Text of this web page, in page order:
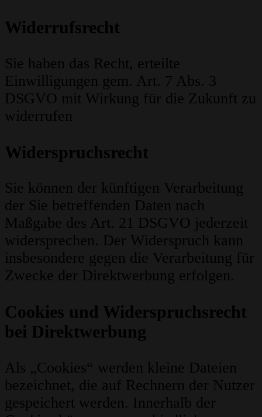
Widerrufsrecht
Sie haben das Recht, erteilte
Einwilligungen gem. Art. 7 Abs. 3
DSGVO mit Wirkung für die Zukunft zu
widerrufen
Widerspruchsrecht
Sie können der künftigen Verarbeitung
der Sie betreffenden Daten nach
Maßgabe des Art. 21 DSGVO jederzeit
widersprechen. Der Widerspruch kann
insbesondere gegen die Verarbeitung für
Zwecke der Direktwerbung erfolgen.
Cookies und Widerspruchsrecht
bei Direktwerbung
Als „Cookies“ werden kleine Dateien
bezeichnet, die auf Rechnern der Nutzer
gespeichert werden. Innerhalb der